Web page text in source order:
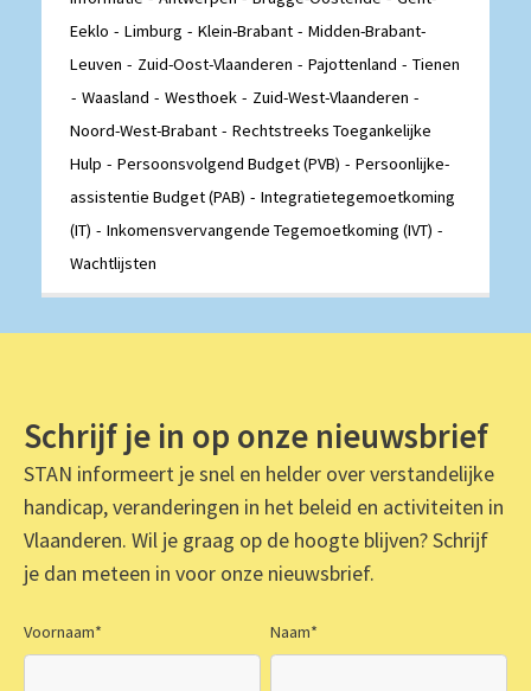
Eeklo
Limburg Klein-Brabant
Midden-Brabant-
Leuven
Zuid-Oost-Vlaanderen Pajottenland
Tienen
Waasland
Westhoek
Zuid-West-Vlaanderen
Noord-West-Brabant
Rechtstreeks Toegankelijke
Hulp
Persoonsvolgend Budget (PVB)
Persoonlijke-
assistentie Budget (PAB)
Integratietegemoetkoming
(IT)
Inkomensvervangende Tegemoetkoming (IVT)
Wachtlijsten
Schrijf je in op onze nieuwsbrief
STAN informeert je snel en helder over verstandelijke
handicap, veranderingen in het beleid en activiteiten in
Vlaanderen. Wil je graag op de hoogte blijven? Schrijf
je dan meteen in voor onze nieuwsbrief.
Voornaam* Naam*